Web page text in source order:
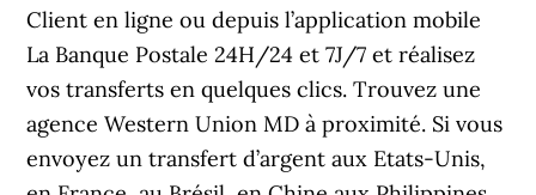
Client en ligne ou depuis l’application mobile
La Banque Postale 24H/24 et 7J/7 et réalisez
vos transferts en quelques clics. Trouvez une
agence Western Union MD à proximité. Si vous
envoyez un transfert d’argent aux Etats-Unis,